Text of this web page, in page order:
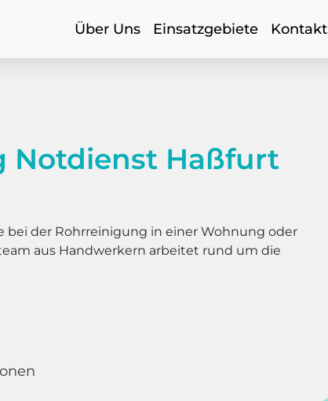
Über Uns Einsatzgebiete Kontakt
Notdienst Haßfurt
bei der Rohrreinigung in einer Wohnung oder
aus Handwerkern arbeitet rund um die